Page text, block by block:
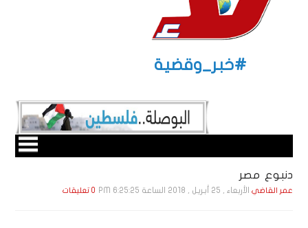
#خبر_وقضية
دنبوع مصر
عمر القاضي الأربعاء , 25 أبـريـل , 2018 الساعة 6:25:25 PM 0 تعليقات